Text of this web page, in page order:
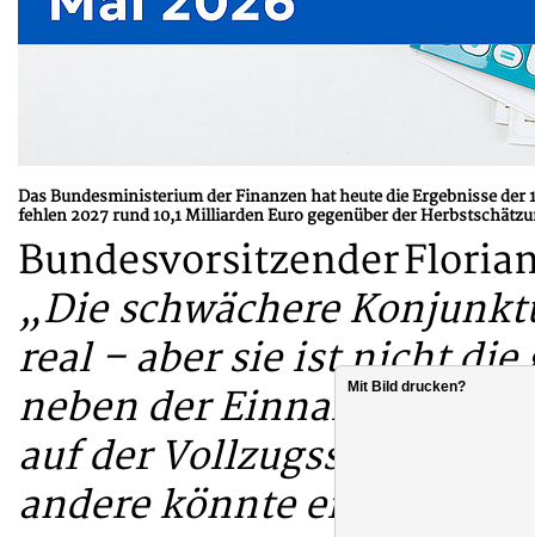
Das Bundesministerium der Finanzen hat heute die Ergebnisse
fehlen 2027 rund 10,1 Milliarden Euro gegenüber der
Bundesvorsitzender
„Die schwächere
real – aber sie ist nicht die
neben der Einnahmeseite
auf der Vollzugsseite. Das
andere könnte er
Mit Bild drucken?